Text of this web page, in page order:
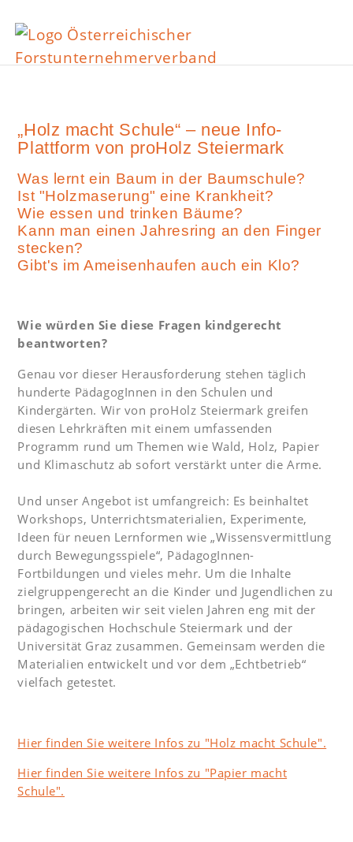
„Holz macht Schule“ – neue Info-
Plattform von proHolz Steiermark
Was lernt ein Baum in der Baumschule?
Ist "Holzmaserung" eine Krankheit?
Wie essen und trinken Bäume?
Kann man einen Jahresring an den Finger
stecken?
Gibt's im Ameisenhaufen auch ein Klo?
Wie würden Sie diese Fragen kindgerecht
beantworten?
Genau vor dieser Herausforderung stehen täglich
hunderte PädagogInnen in den Schulen und
Kindergärten. Wir von proHolz Steiermark greifen
diesen Lehrkräften mit einem umfassenden
Programm rund um Themen wie Wald, Holz, Papier
und Klimaschutz ab sofort verstärkt unter die Arme.
Und unser Angebot ist umfangreich: Es beinhaltet
Workshops, Unterrichtsmaterialien, Experimente,
Ideen für neuen Lernformen wie „Wissensvermittlung
durch Bewegungsspiele“, PädagogInnen-
Fortbildungen und vieles mehr. Um die Inhalte
zielgruppengerecht an die Kinder und Jugendlichen zu
bringen, arbeiten wir seit vielen Jahren eng mit der
pädagogischen Hochschule Steiermark und der
Universität Graz zusammen. Gemeinsam werden die
Materialien entwickelt und vor dem „Echtbetrieb“
vielfach getestet.
Hier finden Sie weitere Infos zu "Holz macht Schule".
Hier finden Sie weitere Infos zu "Papier macht
Schule".